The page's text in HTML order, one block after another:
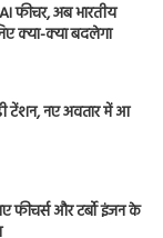
फीचर, अब भारतीय
क्या-क्या बदलेगा
टेंशन, नए अवतार में आ
फीचर्स और टर्बो इंजन के